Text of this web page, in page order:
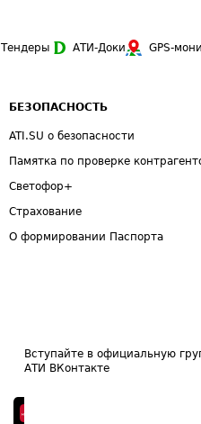
Тендеры АТИ-Доки GPS-
БЕЗОПАСНОСТЬ
ATI.SU о безопасности
Памятка по проверке
Светофор+
Страхование
О формировании Паспорта
Вступайте в официальную
АТИ ВКонтакте